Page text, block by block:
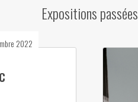
Expositions passées
2022